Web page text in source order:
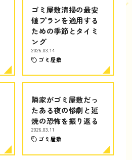
ゴミ屋敷清掃の最安
値プランを適用する
ための季節とタイミ
ング
2026.03.14
ゴミ屋敷
隣家がゴミ屋敷だっ
たある夜の惨劇と延
焼の恐怖を振り返る
2026.03.11
ゴミ屋敷